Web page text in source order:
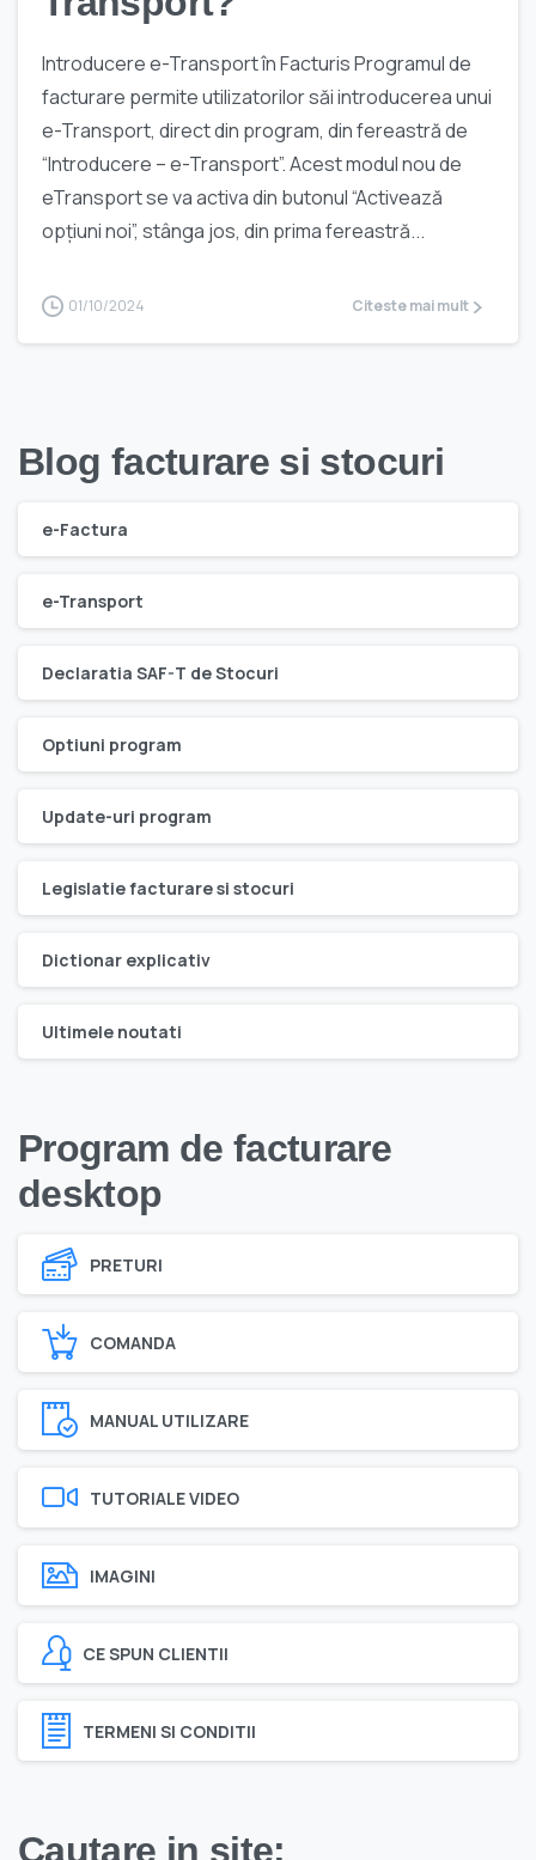
Introducere e-Transport în Facturis Programul de
facturare permite utilizatorilor săi introducerea unui
e-Transport, direct din program, din fereastră de
“Introducere – e-Transport”. Acest modul nou de
eTransport se va activa din butonul “Activează
opțiuni noi”, stânga jos, din prima fereastră...
01/10/2024 Citeste mai mult
Blog facturare si stocuri
e-Factura
e-Transport
Declaratia SAF-T de Stocuri
Optiuni program
Update-uri program
Legislatie facturare si stocuri
Dictionar explicativ
Ultimele noutati
Program de facturare
desktop
PRETURI
COMANDA
MANUAL UTILIZARE
TUTORIALE VIDEO
IMAGINI
CE SPUN CLIENTII
TERMENI SI CONDITII
Cautare in site: